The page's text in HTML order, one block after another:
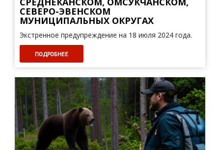
СЕВЕРО-ЭВЕНСКОМ
МУНИЦИПАЛЬНЫХ ОКРУГАХ
Экстренное предупреждение на 18 июля 2024 года.
ПОДРОБНЕЕ